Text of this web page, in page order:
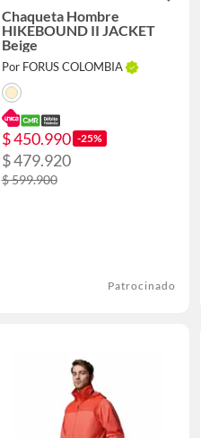
Chaqueta Hombre
HIKEBOUND II JACKET
Beige
Por FORUS COLOMBIA
$ 450.990 -25%
$ 479.920
$ 599.900
Patrocinado